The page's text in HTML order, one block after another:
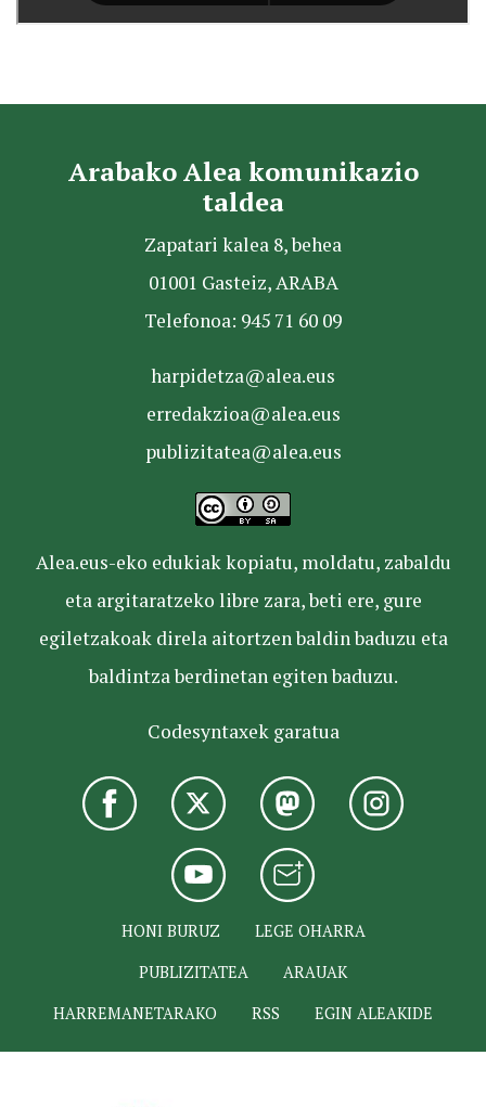
Arabako Alea komunikazio
taldea
Zapatari kalea 8, behea
01001 Gasteiz, ARABA
Telefonoa: 945 71 60 09
harpidetza@alea.eus
erredakzioa@alea.eus
publizitatea@alea.eus
Alea.eus-eko edukiak kopiatu, moldatu, zabaldu
eta argitaratzeko libre zara, beti ere, gure
egiletzakoak direla aitortzen baldin baduzu eta
baldintza berdinetan egiten baduzu.
Codesyntaxek garatua
HONI BURUZ
LEGE OHARRA
PUBLIZITATEA
ARAUAK
HARREMANETARAKO
RSS EGIN ALEAKIDE